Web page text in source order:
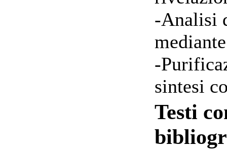
-Analisi
-
sintesi
Testi